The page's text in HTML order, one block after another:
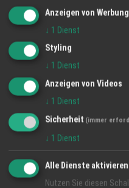
Email:freiburg-
Impressum
BILDER DER REGION
Anzeigen von Werbung
↓ 1 Dienst
Styling
↓ 1 Dienst
Anzeigen von Videos
↓ 1 Dienst
Sicherheit (immer
↓ 1 Dienst
Alle Dienste
Nutzen Sie diesen